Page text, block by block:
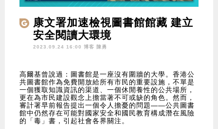
康文署加速檢視圖書館館藏 建立
安全閱讀大環境
2023.09.24 16:00 博客 陳勇
高爾基曾說過：圖書館是一座沒有圍牆的大學。香港公
共圖書館作為免費開放給所有市民的重要設施，不單是
一個獲取知識資訊的渠道、一個休閒養性的公共場所，
更在為市民建設觀念上擔當著不可或缺的角色。然而，
審計署早前報告提出一個令人擔憂的問題——公共圖書
館中仍然存在可能對國家安全和國民教育構成潛在風險
的「毒」書，引起社會各界關注。